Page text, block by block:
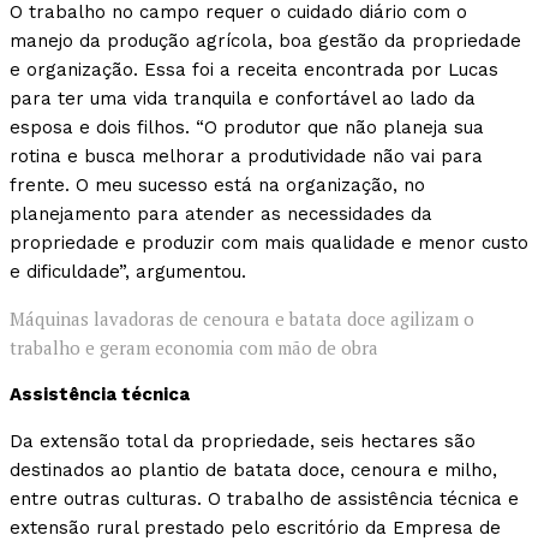
O trabalho no campo requer o cuidado diário com o
manejo da produção agrícola, boa gestão da propriedade
e organização. Essa foi a receita encontrada por Lucas
para ter uma vida tranquila e confortável ao lado da
esposa e dois filhos. “O produtor que não planeja sua
rotina e busca melhorar a produtividade não vai para
frente. O meu sucesso está na organização, no
planejamento para atender as necessidades da
propriedade e produzir com mais qualidade e menor custo
e dificuldade”, argumentou.
Máquinas lavadoras de cenoura e batata doce agilizam o
trabalho e geram economia com mão de obra
Assistência técnica
Da extensão total da propriedade, seis hectares são
destinados ao plantio de batata doce, cenoura e milho,
entre outras culturas. O trabalho de assistência técnica e
extensão rural prestado pelo escritório da Empresa de